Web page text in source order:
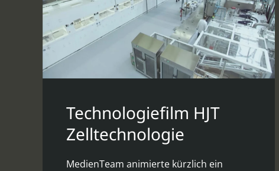
Technologiefilm HJT
Zelltechnologie
MedienTeam animierte kürzlich ein